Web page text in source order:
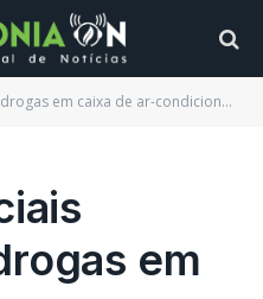
de ar-condicionado com ajuda da cadela Havana
em